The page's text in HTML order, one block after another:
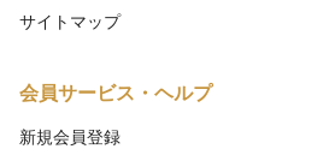
サイトマップ
会員サービス・ヘルプ
新規会員登録